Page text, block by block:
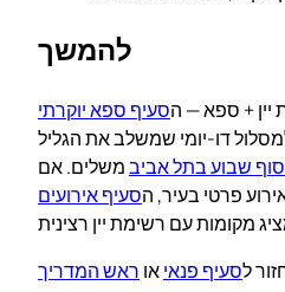
להמשך
+ ספא — הסעיף ספא יוקרתי
דו-יומי שמשלב את הגליל
שבוע בתל אביבמשלים. אם
פרטי בעיר, הסעיף אירועים
לסעיף פנאיאו ראש המדריך